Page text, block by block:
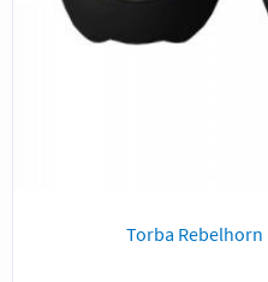
Torba Rebelhorn